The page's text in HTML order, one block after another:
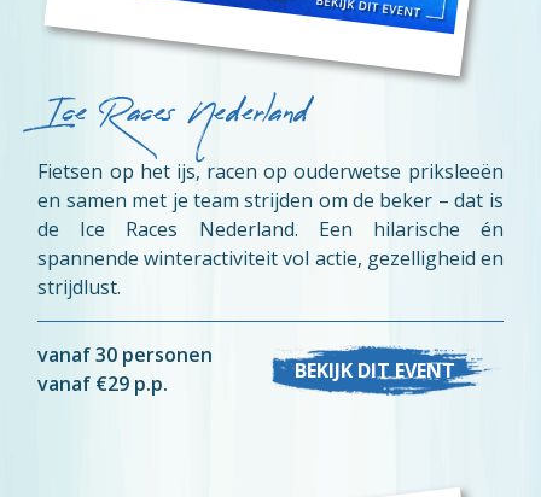
Ice Races Nederland
Fietsen op het ijs, racen op ouderwetse priksleeën
en samen met je team strijden om de beker – dat is
de Ice Races Nederland. Een hilarische én
spannende winteractiviteit vol actie, gezelligheid en
strijdlust.
vanaf 30 personen
vanaf €29 p.p.
BEKIJK DIT EVENT